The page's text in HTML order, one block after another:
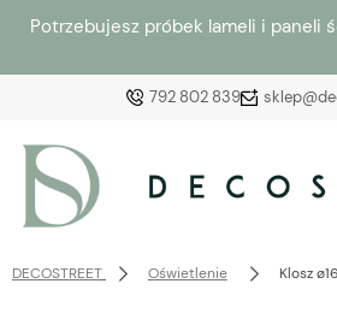
Potrzebujesz próbek lameli i paneli
792 802 839
Załóż konto
DECOSTREET Oświetlenie Klosz